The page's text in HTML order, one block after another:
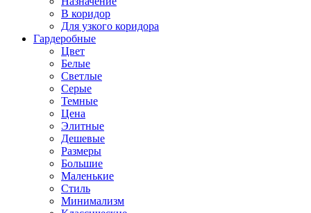
В коридор
Для узкого коридора
Гардеробные
Цвет
Белые
Светлые
Серые
Темные
Цена
Элитные
Дешевые
Размеры
Большие
Маленькие
Стиль
Минимализм